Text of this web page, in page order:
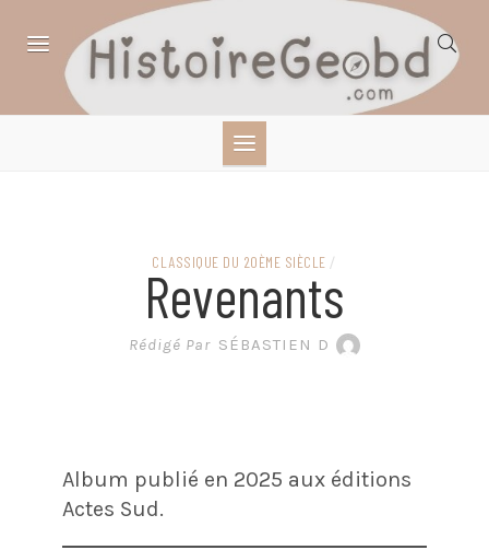
SCIENCES,
LITTÉRATURE EN
BANDE DESSINÉE
CLASSIQUE DU 20ÈME SIÈCLE /
Revenants
Rédigé Par SÉBASTIEN D
Album publié en 2025 aux éditions
Actes Sud.